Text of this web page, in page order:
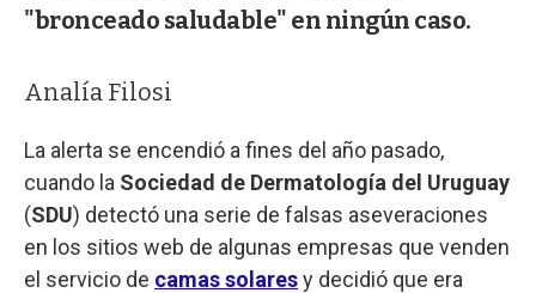
"bronceado saludable" en ningún caso.
Analía Filosi
La alerta se encendió a fines del año pasado,
cuando la Sociedad de Dermatología del Uruguay
(SDU) detectó una serie de falsas aseveraciones
en los sitios web de algunas empresas que venden
el servicio de camas solaresy decidió que era